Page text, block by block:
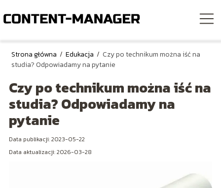
Strona główna / Edukacja / Czy po technikum można iść na
studia? Odpowiadamy na pytanie
Czy po technikum można iść na
studia? Odpowiadamy na
pytanie
Data publikacji: 2023-05-22
Data aktualizacji: 2026-03-28